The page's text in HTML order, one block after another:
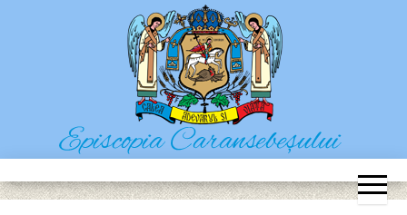
Episcopia Caransebeșului
Situl oficial al Episcopiei Caransebeșului